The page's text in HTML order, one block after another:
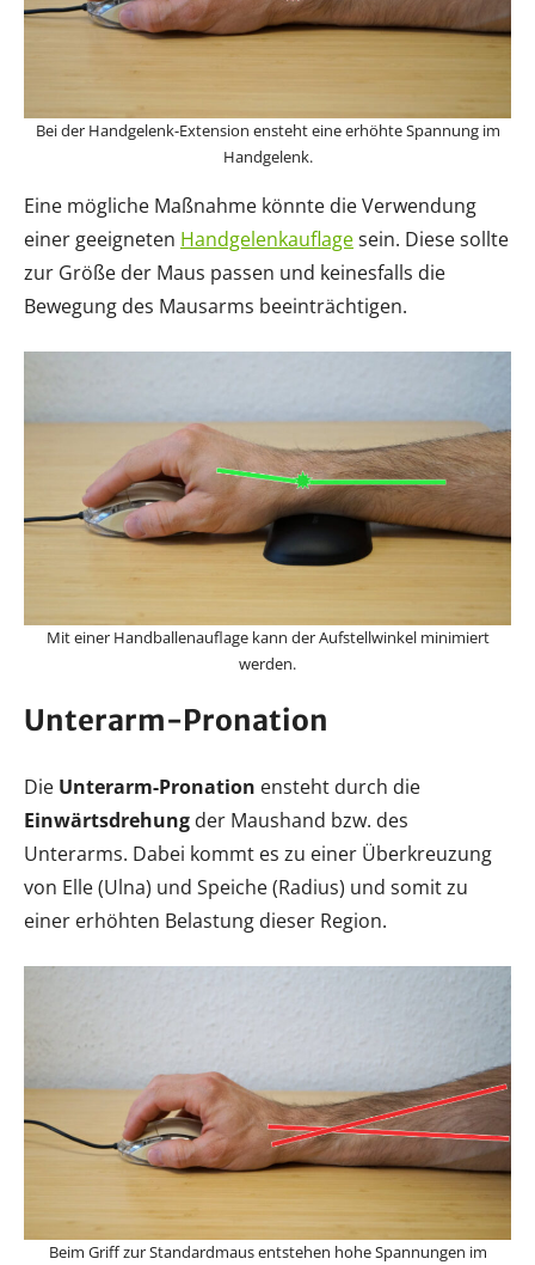
Bei der Handgelenk-Extension ensteht eine erhöhte Spannung im
Handgelenk.
Eine mögliche Maßnahme könnte die Verwendung
einer geeigneten Handgelenkauflagesein. Diese sollte
zur Größe der Maus passen und keinesfalls die
Bewegung des Mausarms beeinträchtigen.
Mit einer Handballenauflage kann der Aufstellwinkel minimiert
werden.
Unterarm-Pronation
Die Unterarm-Pronation ensteht durch die
Einwärtsdrehung der Maushand bzw. des
Unterarms. Dabei kommt es zu einer Überkreuzung
von Elle (Ulna) und Speiche (Radius) und somit zu
einer erhöhten Belastung dieser Region.
Beim Griff zur Standardmaus entstehen hohe Spannungen im